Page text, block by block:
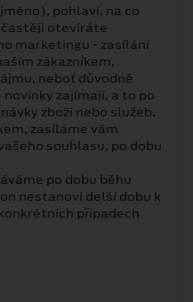
pohlaví, na co
otevíráte
marketingu - zasílání
zákazníkem,
neboť důvodně
zajímají, a to po
zboží nebo služeb.
zasíláme vám
souhlasu, po dobu
po dobu běhu
nestanoví delší dobu k
případech